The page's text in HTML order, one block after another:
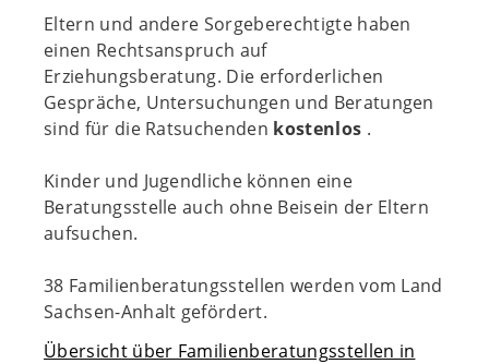
Eltern und andere Sorgeberechtigte haben
einen Rechtsanspruch auf
Erziehungsberatung. Die erforderlichen
Gespräche, Untersuchungen und Beratungen
sind für die Ratsuchenden kostenlos .
Kinder und Jugendliche können eine
Beratungsstelle auch ohne Beisein der Eltern
aufsuchen.
38 Familienberatungsstellen werden vom Land
Sachsen-Anhalt gefördert.
Übersicht über Familienberatungsstellen in